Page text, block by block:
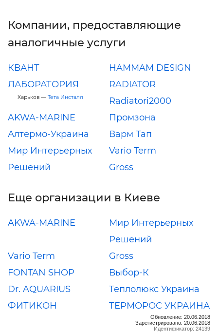
Компании, предоставляющие
аналогичные услуги
КВАНТ
ЛАБОРАТОРИЯ
Харьков — Тета Инсталл
HAMMAM DESIGN
RADIATOR
Radiatori2000
AKWA-MARINE
Промзона
Алтермо-Украина
Варм Тап
Мир Интерьерных
Решений
Vario Term
Gross
Еще организации в Киеве
AKWA-MARINE
Мир Интерьерных
Решений
Vario Term
Gross
FONTAN SHOP
Выбор-К
Dr. AQUARIUS
Теплолюкс Украина
ФИТИКОН
ТЕРМОРОС УКРАИНА
Обновление: 20.06.2018
Зарегистрировано: 20.06.2018
Идентификатор: 24139